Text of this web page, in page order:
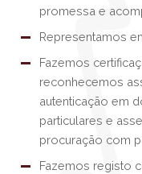
promessa e
Representamos
Fazemos
reconhecemos
autenticação em
particulares e
procuração com
Fazemos registo